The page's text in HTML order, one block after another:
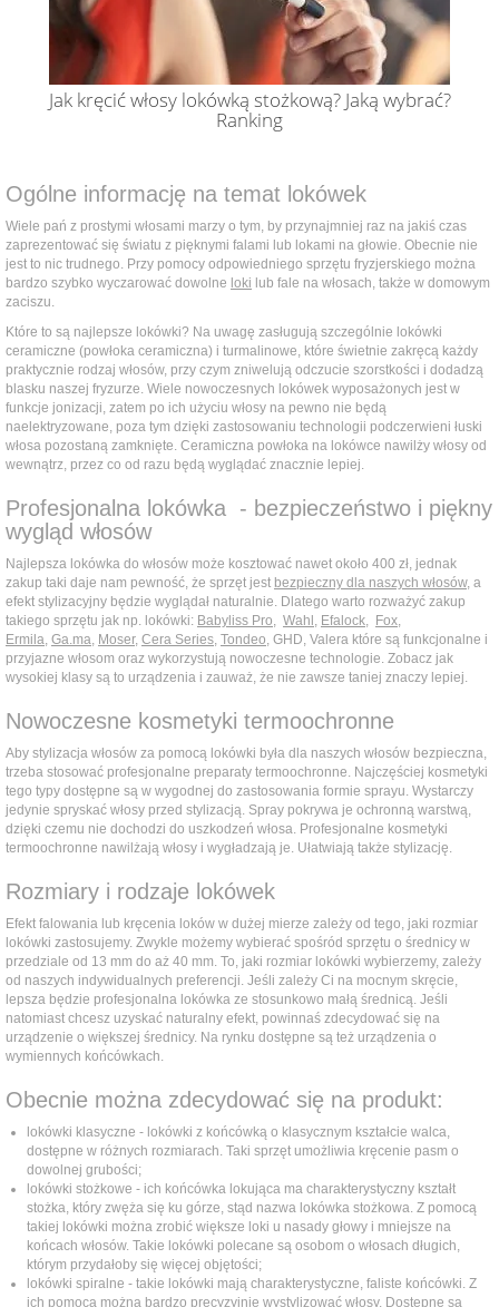
Jak kręcić włosy lokówką stożkową? Jaką wybrać?
Ranking
Ogólne informację na temat lokówek
Wiele pań z prostymi włosami marzy o tym, by przynajmniej raz na jakiś czas
zaprezentować się światu z pięknymi falami lub lokami na głowie. Obecnie nie
jest to nic trudnego. Przy pomocy odpowiedniego sprzętu fryzjerskiego można
bardzo szybko wyczarować dowolne loki lub fale na włosach, także w domowym
zaciszu.
Które to są najlepsze lokówki? Na uwagę zasługują szczególnie lokówki
ceramiczne (powłoka ceramiczna) i turmalinowe, które świetnie zakręcą każdy
praktycznie rodzaj włosów, przy czym zniwelują odczucie szorstkości i dodadzą
blasku naszej fryzurze. Wiele nowoczesnych lokówek wyposażonych jest w
funkcje jonizacji, zatem po ich użyciu włosy na pewno nie będą
naelektryzowane, poza tym dzięki zastosowaniu technologii podczerwieni łuski
włosa pozostaną zamknięte. Ceramiczna powłoka na lokówce nawilży włosy od
wewnątrz, przez co od razu będą wyglądać znacznie lepiej.
Profesjonalna lokówka - bezpieczeństwo i piękny
wygląd włosów
Najlepsza lokówka do włosów może kosztować nawet około 400 zł, jednak
zakup taki daje nam pewność, że sprzęt jest bezpieczny dla naszych włosów, a
efekt stylizacyjny będzie wyglądał naturalnie. Dlatego warto rozważyć zakup
takiego sprzętu jak np. lokówki: Babyliss Pro, Wahl , Efalock, Fox,
Ermila, Ga.ma, Moser, Cera Series, Tondeo, GHD, Valera które są funkcjonalne i
przyjazne włosom oraz wykorzystują nowoczesne technologie. Zobacz jak
wysokiej klasy są to urządzenia i zauważ, że nie zawsze taniej znaczy lepiej.
Nowoczesne kosmetyki termoochronne
Aby stylizacja włosów za pomocą lokówki była dla naszych włosów bezpieczna,
trzeba stosować profesjonalne preparaty termoochronne. Najczęściej kosmetyki
tego typy dostępne są w wygodnej do zastosowania formie sprayu. Wystarczy
jedynie spryskać włosy przed stylizacją. Spray pokrywa je ochronną warstwą,
dzięki czemu nie dochodzi do uszkodzeń włosa. Profesjonalne kosmetyki
termoochronne nawilżają włosy i wygładzają je. Ułatwiają także stylizację.
Rozmiary i rodzaje lokówek
Efekt falowania lub kręcenia loków w dużej mierze zależy od tego, jaki rozmiar
lokówki zastosujemy. Zwykle możemy wybierać spośród sprzętu o średnicy w
przedziale od 13 mm do aż 40 mm. To, jaki rozmiar lokówki wybierzemy, zależy
od naszych indywidualnych preferencji. Jeśli zależy Ci na mocnym skręcie,
lepsza będzie profesjonalna lokówka ze stosunkowo małą średnicą. Jeśli
natomiast chcesz uzyskać naturalny efekt, powinnaś zdecydować się na
urządzenie o większej średnicy. Na rynku dostępne są też urządzenia o
wymiennych końcówkach.
Obecnie można zdecydować się na produkt:
lokówki klasyczne - lokówki z końcówką o klasycznym kształcie walca,
dostępne w różnych rozmiarach. Taki sprzęt umożliwia kręcenie pasm o
dowolnej grubości;
lokówki stożkowe - ich końcówka lokująca ma charakterystyczny kształt
stożka, który zwęża się ku górze, stąd nazwa lokówka stożkowa. Z pomocą
takiej lokówki można zrobić większe loki u nasady głowy i mniejsze na
końcach włosów. Takie lokówki polecane są osobom o włosach długich,
którym przydałoby się więcej objętości;
lokówki spiralne - takie lokówki mają charakterystyczne, faliste końcówki. Z
ich pomocą można bardzo precyzyjnie wystylizować włosy. Dostępne są